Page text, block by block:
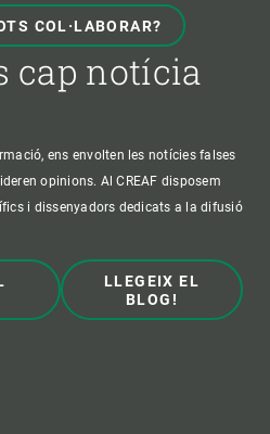
COL·LABORAR?
cap notícia
ens envolten les notícies falses
opinions. Al CREAF disposem
i dissenyadors dedicats a la difusió
LLEGEIX EL
BLOG!